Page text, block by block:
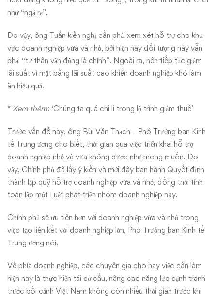
như “ngả rạ”.
Do vậy, ông Tuấn kiến nghị cần phải xem xét hỗ trợ cho khu
vực doanh nghiệp vừa và nhỏ, bởi hiện nay đối tượng này vẫn
phải “tự thân vận động là chính”. Ngoài ra, nên tiếp tục giảm
lãi suất vì mặt bằng lãi suất cao khiến doanh nghiệp khó làm
ăn hiệu quả.
* Xem thêm: ‘Chúng ta quá chi li trong lộ trình giảm thuế’
Trước vấn đề này, ông Bùi Văn Thạch – Phó Trưởng ban Kinh
tế Trung ương cho biết, thời gian qua việc triển khai hỗ trợ
doanh nghiệp nhỏ và vừa không được như mong muốn. Do
vậy, Chính phủ đã lấy ý kiến và mới đây ban hành Quyết định
thành lập quỹ hỗ trợ doanh nghiệp vừa và nhỏ, đồng thời tính
toán lập một Luật phát triển nhóm doanh nghiệp này.
Chính phủ sẽ ưu tiên hơn với doanh nghiệp vừa và nhỏ trong
việc tạo liên kết với doanh nghiệp lớn, Phó Trưởng ban Kinh tế
Trung ương nói.
Về phía doanh nghiệp, các chuyên gia cho hay việc cần làm
hiện nay là thực hiện tái cơ cấu, nâng cao năng lực cạnh tranh
trước bối cảnh Việt Nam không còn nhiều thời gian trước khi